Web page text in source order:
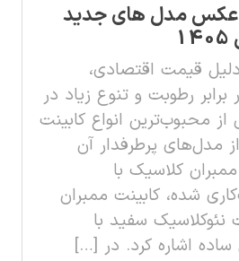
| عکس مدل های جدید
قیمت اقتصادی،
رطوبت و تنوع زیاد در
محبوب‌ترین انواع کابینت
مدل‌های پرطرفدار آن
کلاسیک با
شده، کابینت ممبران
سفید با
اشاره کرد. در […]